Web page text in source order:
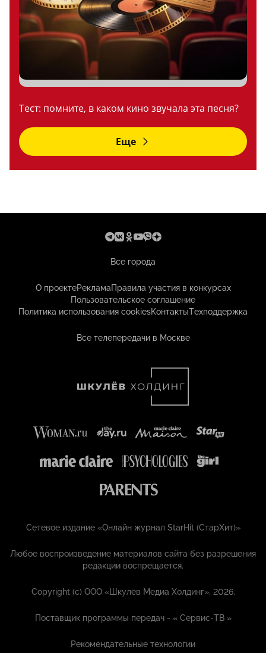
Тест: помните, в каком кино звучала эта песня?
Еще
Все города
О проектеРекламаПравила участия в конкурсах
Пользовательское соглашение
Политика использования cookiesКонтактыТехподдержка
Все телепередачи в Москве
Сетевое издание «Онлайн журнал StarHit (СтарХит)»
Любое воспроизведение материалов сайта без разрешения
редакции воспрещается.
Copyright (с) ООО «Шкулёв Медиа Холдинг», 2026.
Поставщик программы передач - «Сервис-ТВ »
Рекомендательные технологии